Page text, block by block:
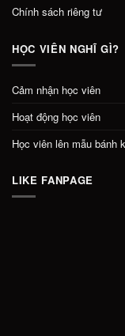
Chính sách riêng tư
HỌC VIÊN NGHĨ GÌ?
Cảm nhận học viên
Hoạt động học viên
Học viên lên mẫu bánh
LIKE FANPAGE